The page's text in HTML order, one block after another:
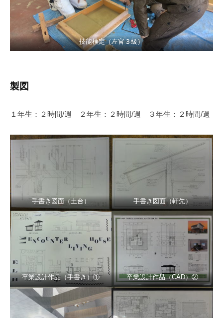
技能検定（左官３級）
製図
１年生：２時間/週 ２年生：２時間/週 ３年生：２時間/週
手書き図面（土台） 手書き図面（軒先）
卒業設計作品（手書き）① 卒業設計作品（CAD）②